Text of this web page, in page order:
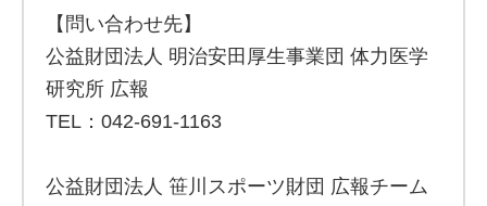
【問い合わせ先】
公益財団法人 明治安田厚生事業団 体力医学
研究所 広報
TEL：042-691-1163
公益財団法人 笹川スポーツ財団 広報チーム